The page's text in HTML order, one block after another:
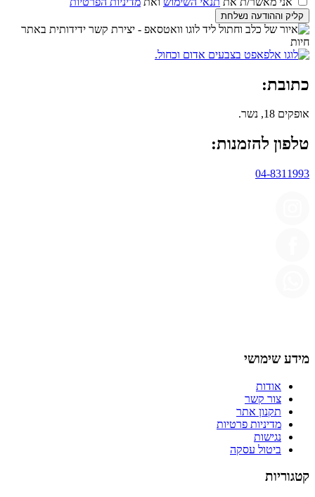
קליק וההודעה נשלחת
כתובת:
אופקים 18, נשר.
טלפון להזמנות:
04-8311993
מידע שימושי
אודות
צור קשר
תקנון אתר
מדיניות פרטיות
נגישות
ביטול עסקה
קטגוריות